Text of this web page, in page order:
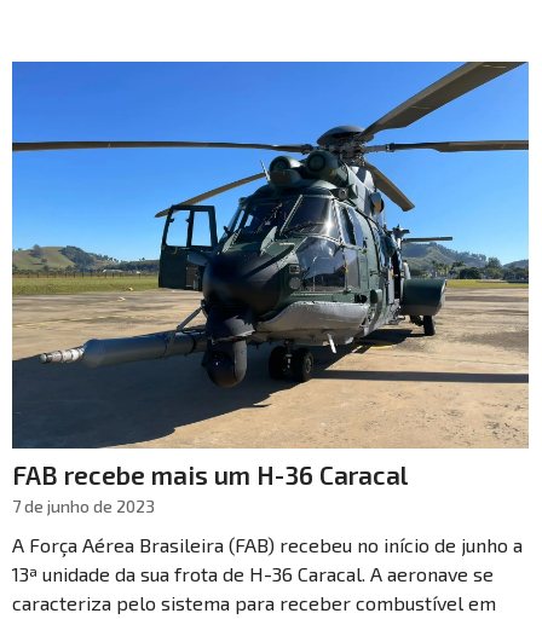
FAB recebe mais um H-36 Caracal
7 de junho de 2023
A Força Aérea Brasileira (FAB) recebeu no início de junho a
13ª unidade da sua frota de H-36 Caracal. A aeronave se
caracteriza pelo sistema para receber combustível em